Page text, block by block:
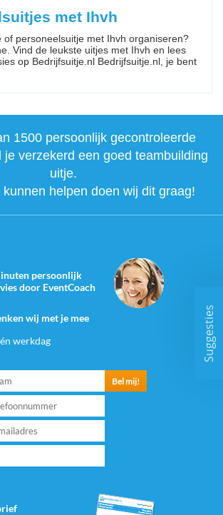
met Ihvh
of personeelsuitje met Ihvh organiseren?
Vind de leukste uitjes met Ihvh en lees
op Bedrijfsuitje.nl Bedrijfsuitje.nl, je bent
1500 persoonlijk gecontroleerde
je verzekerd een goed teambuilding
uitje.
helpen doen wij dit graag!
persoonlijk
door EventCoach
wij met je mee
werkdag
Suggesties